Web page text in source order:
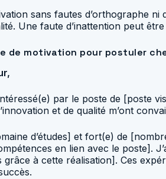
sans fautes d’orthographe
Une faute d’inattention peut
de motivation pour postuler
par le poste de [poste
et de qualité m’ont
d’études] et fort(e) de
en lien avec le poste].
grâce à cette réalisation]. Ces